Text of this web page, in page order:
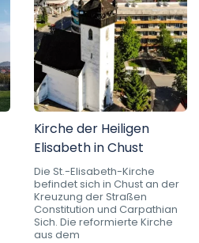
Kirche der Heiligen
Elisabeth in Chust
Die St.-Elisabeth-Kirche
befindet sich in Chust an der
Kreuzung der Straßen
Constitution und Carpathian
Sich. Die reformierte Kirche
aus dem